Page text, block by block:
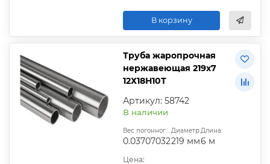
В корзину
Труба жаропрочная
нержавеющая 219х7
12Х18Н10Т
Артикул: 58742
В наличии
Вес погонного метра, т.:
0.03707032
Диаметр:
219 мм
Длина:
6 м
Цена: